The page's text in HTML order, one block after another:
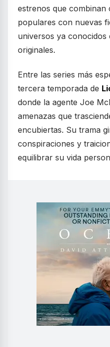
estrenos que combinan
populares con nuevas
universos ya conocidos
originales.
Entre las series más
tercera temporada de
donde la agente Joe
amenazas que
encubiertas. Su trama
conspiraciones y
equilibrar su vida